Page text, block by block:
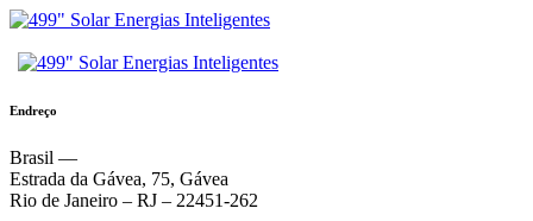
Endreço
Brasil —
Estrada da Gávea, 75, Gávea
Rio de Janeiro – RJ – 22451-262